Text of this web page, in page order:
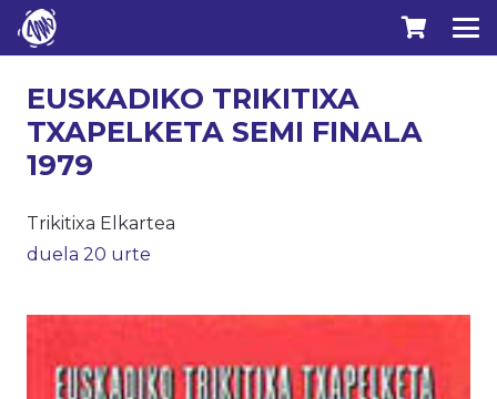
EUSKADIKO TRIKITIXA
TXAPELKETA SEMI FINALA
1979
Trikitixa Elkartea
duela 20 urte